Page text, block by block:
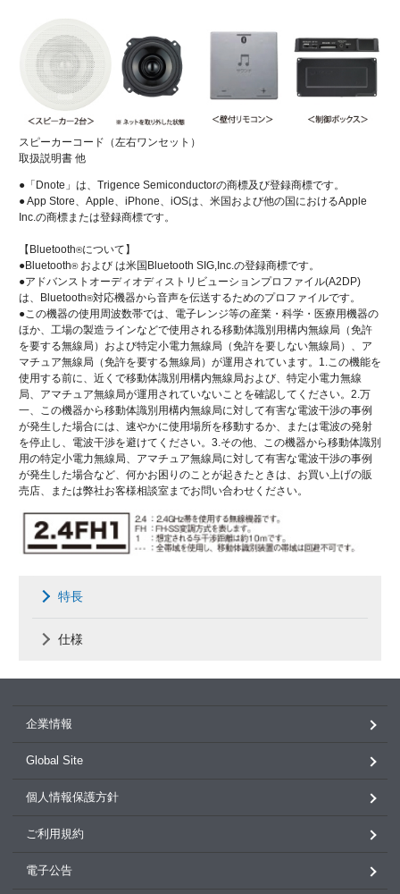
スピーカーコード（左右ワンセット）
取扱説明書 他
●「Dnote」は、Trigence Semiconductorの商標及び登録商標です。
● App Store、Apple、iPhone、iOSは、米国および他の国におけるApple
Inc.の商標または登録商標です。
【Bluetooth®について】
●Bluetooth®および は米国Bluetooth SIG,Inc.の登録商標です。
●アドバンストオーディオディストリビューションプロファイル(A2DP)
は、Bluetooth®対応機器から音声を伝送するためのプロファイルです。
●この機器の使用周波数帯では、電子レンジ等の産業・科学・医療用機器の
ほか、工場の製造ラインなどで使用される移動体識別用構内無線局（免許
を要する無線局）および特定小電力無線局（免許を要しない無線局）、ア
マチュア無線局（免許を要する無線局）が運用されています。1.この機能を
使用する前に、近くで移動体識別用構内無線局および、特定小電力無線
局、アマチュア無線局が運用されていないことを確認してください。2.万
一、この機器から移動体識別用構内無線局に対して有害な電波干渉の事例
が発生した場合には、速やかに使用場所を移動するか、または電波の発射
を停止し、電波干渉を避けてください。3.その他、この機器から移動体識別
用の特定小電力無線局、アマチュア無線局に対して有害な電波干渉の事例
が発生した場合など、何かお困りのことが起きたときは、お買い上げの販
売店、または弊社お客様相談室までお問い合わせください。
特長
仕様
企業情報
Global Site
個人情報保護方針
ご利用規約
電子公告